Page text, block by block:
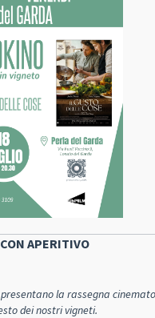
APERITIVO
la rassegna
dei nostri vigneti.